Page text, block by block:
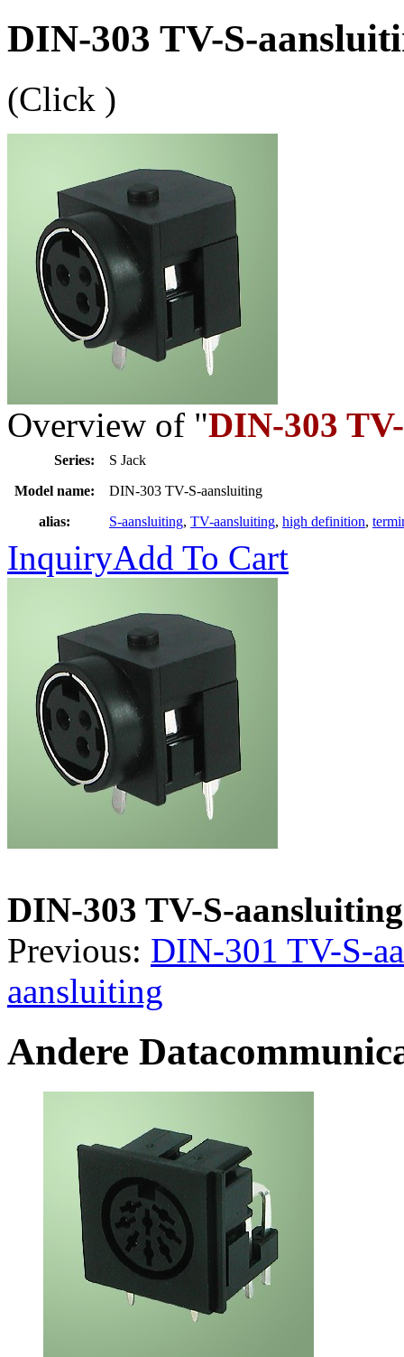
DIN-303 TV-S-
(Click )
Overview of "DIN-303
Series:
S Jack
Model name:
DIN-303 TV-S-aansluiting
alias:
S-aansluiting, TV-aansluiting, high definition,
InquiryAdd To Cart
DIN-303 TV-S-aansluiting
Previous: DIN-301 TV-S-
aansluiting
Andere